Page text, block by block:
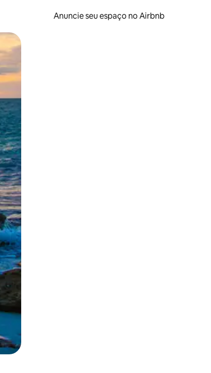
Anuncie seu espaço no Airbnb
o dedo na tela.